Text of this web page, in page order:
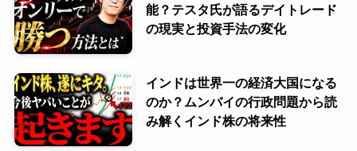
能？テスタ氏が語るデイトレード
の現実と投資手法の変化
インドは世界一の経済大国になる
のか？ムンバイの行政問題から読
み解くインド株の将来性